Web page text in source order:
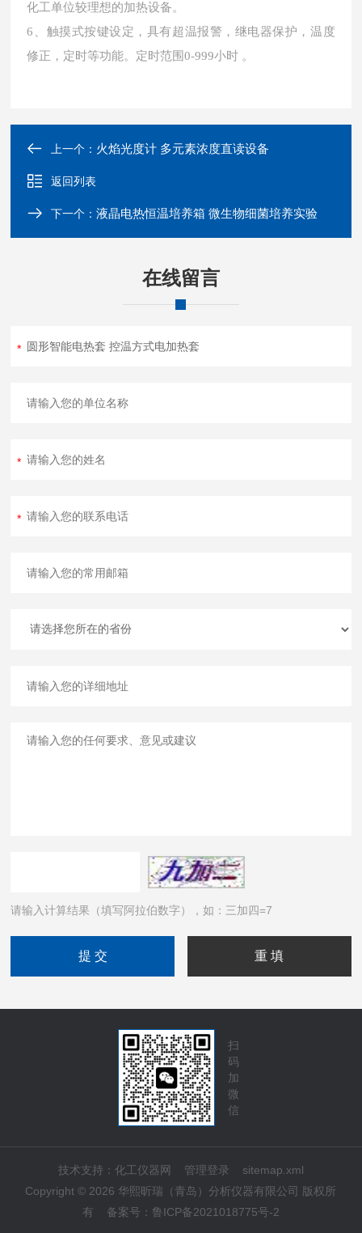
化工单位较理想的加热设备。
6、触摸式按键设定，具有超温报警，继电器保护，温度
修正，定时等功能。定时范围0-999小时 。
上一个： 火焰光度计 多元素浓度直读设备
返回列表
下一个：液晶电热恒温培养箱 微生物细菌培养实验
在线留言
请输入计算结果（填写阿拉伯数字），如：三加四=7
扫
码
加
微
信
技术支持： 化工仪器网 管理登录
sitemap.xml
Copyright © 2026 华熙昕瑞（青岛）分析仪器有限公司 版权所
有 备案号： 鲁ICP备2021018775号-2